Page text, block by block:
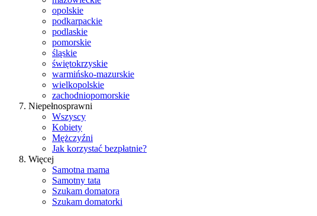
opolskie
podkarpackie
podlaskie
pomorskie
śląskie
świętokrzyskie
warmińsko-mazurskie
wielkopolskie
zachodniopomorskie
Niepełnosprawni
Wszyscy
Kobiety
Mężczyźni
Jak korzystać bezpłatnie?
Więcej
Samotna mama
Samotny tata
Szukam domatora
Szukam domatorki